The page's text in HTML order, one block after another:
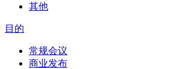
其他
目的
常规会议
商业发布